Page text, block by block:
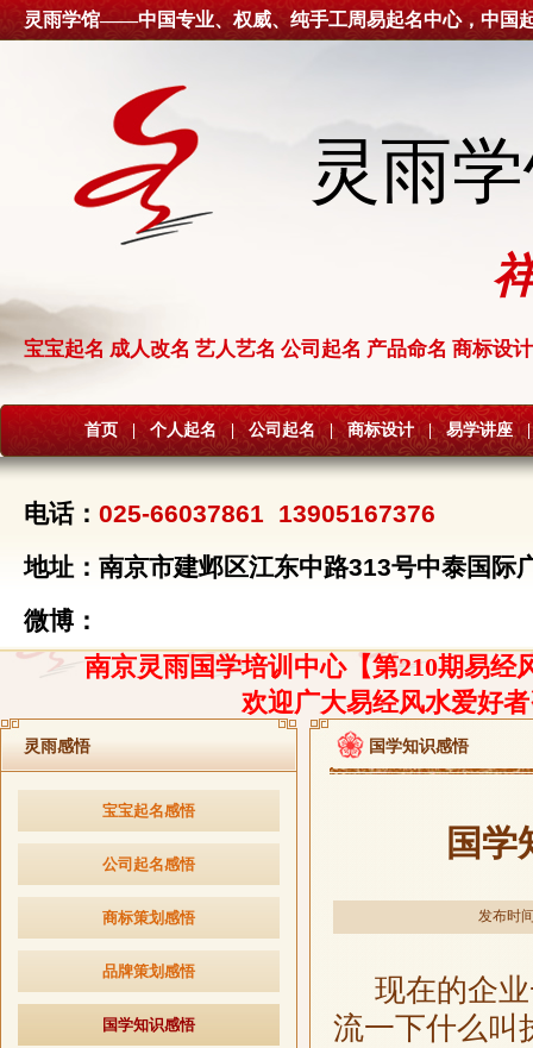
灵雨学馆——中国专业、权威、纯手工周易起名中心，中国
灵雨
宝宝起名 成人改名 艺人艺名 公司起名 产品命名 商标设计
首页 | 个人起名 | 公司起名 | 商标设计 | 易学讲座 |
电话： 025-66037861 13905167376
地址：南京市建邺区江东中路313号中泰国际
微博：
南京灵雨国学培训中心【第210期易经
欢迎广大易经风水爱好
灵雨感悟
宝宝起名感悟
公司起名感悟
商标策划感悟
品牌策划感悟
国学知识感悟
国学知识感悟
国
发布时
现在的企业
流一下什么叫